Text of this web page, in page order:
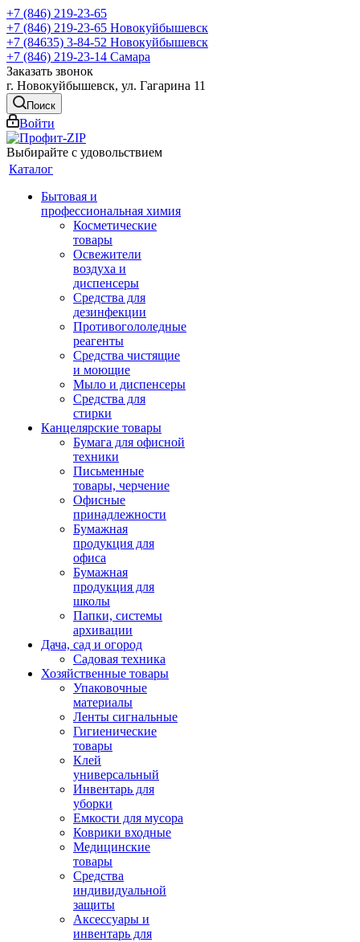
+7 (846) 219-23-65
+7 (846) 219-23-65 Новокуйбышевск
+7 (84635) 3-84-52 Новокуйбышевск
+7 (846) 219-23-14 Самара
Заказать звонок
г. Новокуйбышевск, ул. Гагарина 11
Поиск
Войти
Выбирайте с удовольствием
Каталог
Бытовая и
профессиональная химия
Косметические
товары
Освежители
воздуха и
диспенсеры
Средства для
дезинфекции
Противогололедные
реагенты
Средства чистящие
и моющие
Мыло и диспенсеры
Средства для
стирки
Канцелярские товары
Бумага для офисной
техники
Письменные
товары, черчение
Офисные
принадлежности
Бумажная
продукция для
офиса
Бумажная
продукция для
школы
Папки, системы
архивации
Дача, сад и огород
Садовая техника
Хозяйственные товары
Упаковочные
материалы
Ленты сигнальные
Гигиенические
товары
Клей
универсальный
Инвентарь для
уборки
Емкости для мусора
Коврики входные
Медицинские
товары
Средства
индивидуальной
защиты
Аксессуары и
инвентарь для